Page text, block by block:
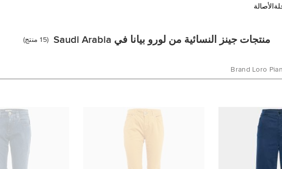
الأصالة
منتجات جينز النسائية من لورو بيانا في Saudi Arabia (
15 منتج)
Brand Loro